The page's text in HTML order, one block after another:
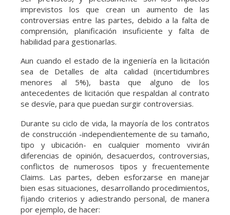
imprevistos los que crean un aumento de las
controversias entre las partes, debido a la falta de
comprensión, planificación insuficiente y falta de
habilidad para gestionarlas.
Aun cuando el estado de la ingeniería en la licitación
sea de Detalles de alta calidad (incertidumbres
menores al 5%), basta que alguno de los
antecedentes de licitación que respaldan al contrato
se desvíe, para que puedan surgir controversias.
Durante su ciclo de vida, la mayoría de los contratos
de construcción -independientemente de su tamaño,
tipo y ubicación- en cualquier momento vivirán
diferencias de opinión, desacuerdos, controversias,
conflictos de numerosos tipos y frecuentemente
Claims. Las partes, deben esforzarse en manejar
bien esas situaciones, desarrollando procedimientos,
fijando criterios y adiestrando personal, de manera
por ejemplo, de hacer: